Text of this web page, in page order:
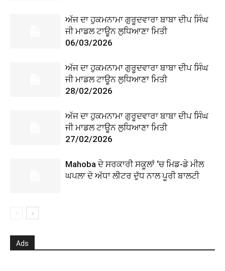
ਅੱਜ ਦਾ ਹੁਕਮਨਾਮਾ ਗੁਰੂਦਵਾਰਾ ਬਾਬਾ ਦੀਪ ਸਿੰਘ
ਜੀ ਮਾਡਲ ਟਾਊਨ ਲੁਧਿਆਣਾ ਮਿਤੀ
06/03/2026
ਅੱਜ ਦਾ ਹੁਕਮਨਾਮਾ ਗੁਰੂਦਵਾਰਾ ਬਾਬਾ ਦੀਪ ਸਿੰਘ
ਜੀ ਮਾਡਲ ਟਾਊਨ ਲੁਧਿਆਣਾ ਮਿਤੀ
28/02/2026
ਅੱਜ ਦਾ ਹੁਕਮਨਾਮਾ ਗੁਰੂਦਵਾਰਾ ਬਾਬਾ ਦੀਪ ਸਿੰਘ
ਜੀ ਮਾਡਲ ਟਾਊਨ ਲੁਧਿਆਣਾ ਮਿਤੀ
27/02/2026
Mahoba ਦੇ ਸਰਕਾਰੀ ਸਕੂਲਾਂ ‘ਚ ਮਿਡ-ਡੇ ਮੀਲ
ਘਪਲਾ ਦੋ ਅੱਧਾ ਲੀਟਰ ਦੁੱਧ ਨਾਲ ਪੂਰੀ ਬਾਲਟੀ
Ads